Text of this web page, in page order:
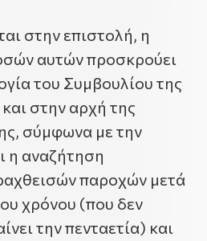
στην επιστολή, η
αυτών προσκρούει
του Συμβουλίου της
στην αρχή της
σύμφωνα με την
η αναζήτηση
παροχών μετά
χρόνου (που δεν
την πενταετία) και